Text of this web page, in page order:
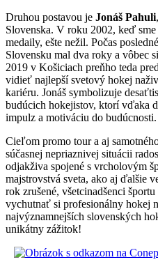
Druhou postavou je Jonáš Pahuli
Slovenska. V roku 2002, keď
medaily, ešte nežil. Počas
Slovensku mal dva roky a vôbec
2019 v Košiciach preňho teda
vidieť najlepší svetový hokej
kariéru. Jonáš symbolizuje
budúcich hokejistov, ktorí vďaka
impulz a motiváciu do budúcnosti.
Cieľom promo tour a aj
súčasnej nepriaznivej situácii
odjakživa spojené s vrcholovým
majstrovstvá sveta, ako aj ďalšie
rok zrušené, všetcinadšenci
vychutnať si profesionálny hokej
najvýznamnejších slovenských
unikátny zážitok!